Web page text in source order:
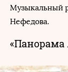
Музыкальный
Нефедова.
«Панорама